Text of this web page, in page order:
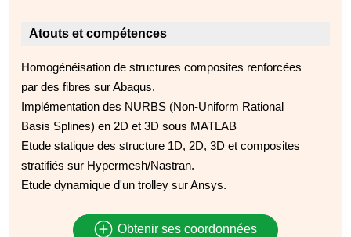
Atouts et compétences
Homogénéisation de structures composites renforcées
par des fibres sur Abaqus.
Implémentation des NURBS (Non‑Uniform Rational
Basis Splines) en 2D et 3D sous MATLAB
Etude statique des structure 1D, 2D, 3D et composites
stratifiés sur Hypermesh/Nastran.
Etude dynamique d'un trolley sur Ansys.
Obtenir ses coordonnées